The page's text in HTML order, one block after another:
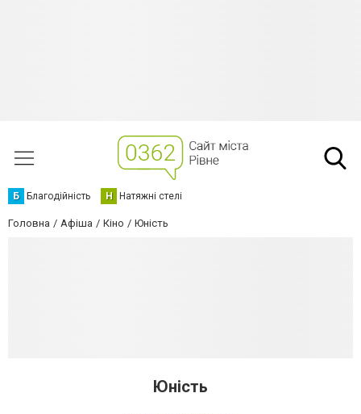
Б Благодійність Н Натяжні стелі
Головна Афіша Кіно Юність
Юність